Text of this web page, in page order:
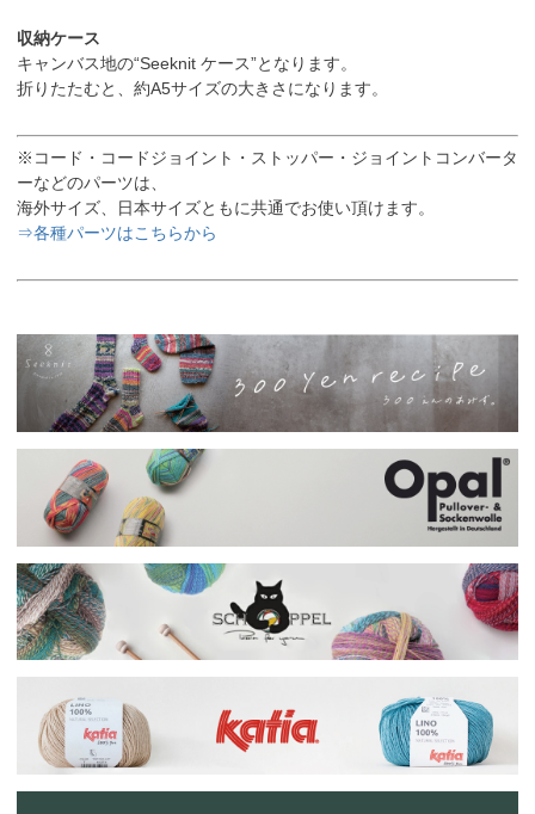
収納ケース
キャンバス地の“Seeknit ケース”となります。
折りたたむと、約A5サイズの大きさになります。
※コード・コードジョイント・ストッパー・ジョイントコンバータ
ーなどのパーツは、
海外サイズ、日本サイズともに共通でお使い頂けます。
⇒各種パーツはこちらから